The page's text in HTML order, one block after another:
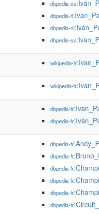
dbpedia-es
dbpedia-it
dbpedia-nl
dbpedia-sv
wikipedia-fr
wikipedia-fr
dbpedia-fr
dbpedia-fr
dbpedia-fr
dbpedia-fr
dbpedia-fr
dbpedia-fr
dbpedia-fr
dbpedia-fr